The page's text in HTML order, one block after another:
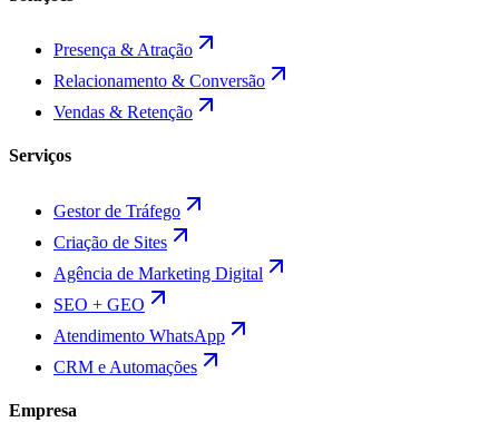
Presença & Atração
Relacionamento & Conversão
Vendas & Retenção
Serviços
Gestor de Tráfego
Criação de Sites
Agência de Marketing Digital
SEO + GEO
Atendimento WhatsApp
CRM e Automações
Empresa